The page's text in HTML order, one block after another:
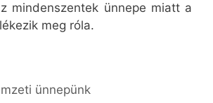
mindenszentek ünnepe miatt a
meg róla.
ünnepünk